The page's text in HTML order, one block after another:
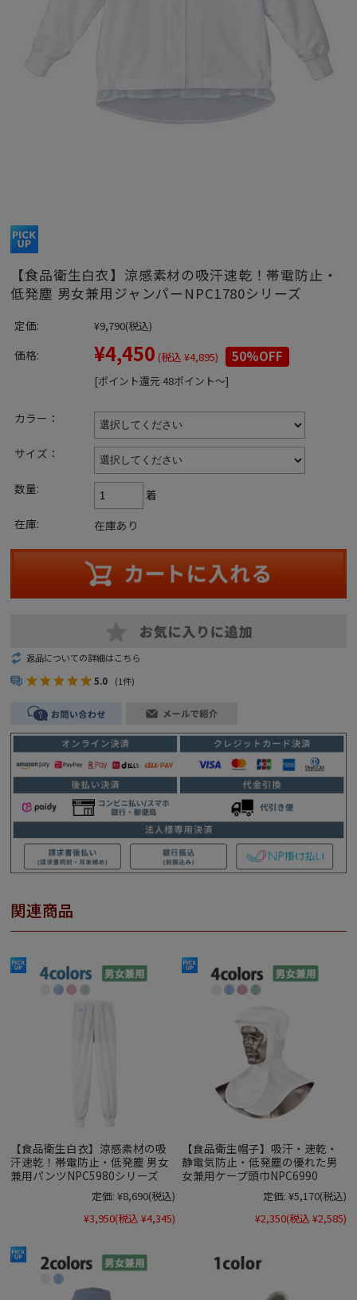
【食品衛生白衣】涼感素材の吸汗速乾！帯電防止・
低発塵 男女兼用ジャンパーNPC1780シリーズ
定価: ¥9,790(税込)
価格: ¥4,450 (税込 ¥4,895) 50%OFF
[ポイント還元 48ポイント～]
カラー：
サイズ：
数量:
着
在庫:
在庫あり
返品についての詳細はこちら
5.0
(1件)
関連商品
【食品衛生白衣】涼感素材の吸
汗速乾！帯電防止・低発塵 男女
兼用パンツNPC5980シリーズ
定価: ¥8,690(税込)
¥3,950(税込 ¥4,345)
【食品衛生帽子】吸汗・速乾・
静電気防止・低発塵の優れた男
女兼用ケープ頭巾NPC6990
定価: ¥5,170(税込)
¥2,350(税込 ¥2,585)